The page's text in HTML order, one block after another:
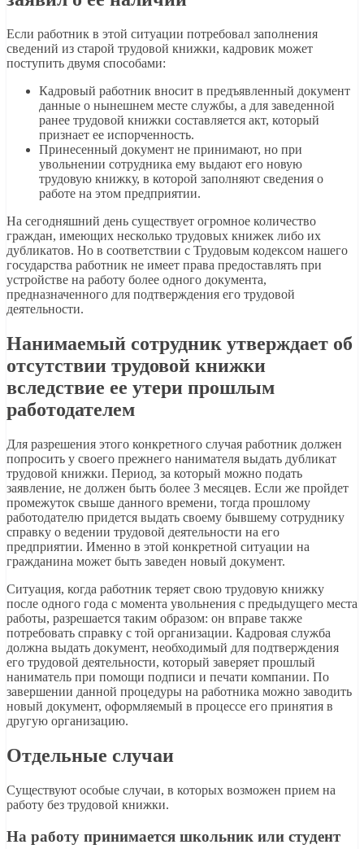
Если работник в этой ситуации потребовал заполнения
сведений из старой трудовой книжки, кадровик может
поступить двумя способами:
Кадровый работник вносит в предъявленный документ
данные о нынешнем месте службы, а для заведенной
ранее трудовой книжки составляется акт, который
признает ее испорченность.
Принесенный документ не принимают, но при
увольнении сотрудника ему выдают его новую
трудовую книжку, в которой заполняют сведения о
работе на этом предприятии.
На сегодняшний день существует огромное количество
граждан, имеющих несколько трудовых книжек либо их
дубликатов. Но в соответствии с Трудовым кодексом нашего
государства работник не имеет права предоставлять при
устройстве на работу более одного документа,
предназначенного для подтверждения его трудовой
деятельности.
Нанимаемый сотрудник утверждает об
отсутствии трудовой книжки
вследствие ее утери прошлым
работодателем
Для разрешения этого конкретного случая работник должен
попросить у своего прежнего нанимателя выдать дубликат
трудовой книжки. Период, за который можно подать
заявление, не должен быть более 3 месяцев. Если же пройдет
промежуток свыше данного времени, тогда прошлому
работодателю придется выдать своему бывшему сотруднику
справку о ведении трудовой деятельности на его
предприятии. Именно в этой конкретной ситуации на
гражданина может быть заведен новый документ.
Ситуация, когда работник теряет свою трудовую книжку
после одного года с момента увольнения с предыдущего места
работы, разрешается таким образом: он вправе также
потребовать справку с той организации. Кадровая служба
должна выдать документ, необходимый для подтверждения
его трудовой деятельности, который заверяет прошлый
наниматель при помощи подписи и печати компании. По
завершении данной процедуры на работника можно заводить
новый документ, оформляемый в процессе его принятия в
другую организацию.
Отдельные случаи
Существуют особые случаи, в которых возможен прием на
работу без трудовой книжки.
На работу принимается школьник или студент